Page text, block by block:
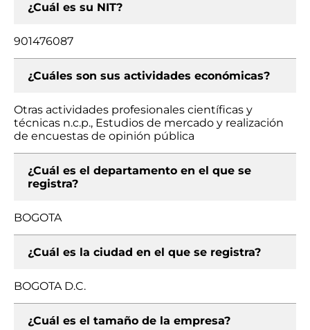
¿Cuál es su NIT?
901476087
¿Cuáles son sus actividades económicas?
Otras actividades profesionales científicas y
técnicas n.c.p., Estudios de mercado y realización
de encuestas de opinión pública
¿Cuál es el departamento en el que se
registra?
BOGOTA
¿Cuál es la ciudad en el que se registra?
BOGOTA D.C.
¿Cuál es el tamaño de la empresa?